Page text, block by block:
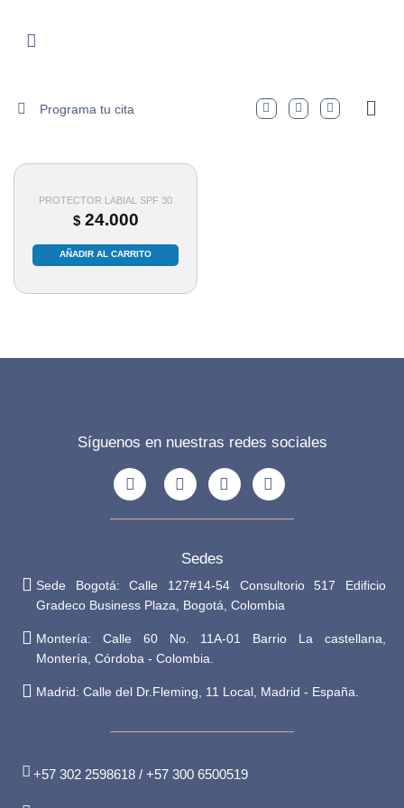
Programa tu cita
PROTECTOR LABIAL SPF 30
$24.000
AÑADIR AL CARRITO
Síguenos en nuestras redes sociales
Sedes
Sede Bogotá: Calle 127#14-54 Consultorio 517 Edificio
Gradeco Business Plaza, Bogotá, Colombia
Montería: Calle 60 No. 11A-01 Barrio La castellana,
Montería, Córdoba - Colombia.
Madrid: Calle del Dr.Fleming, 11 Local, Madrid - España.
+57 302 2598618 / +57 300 6500519